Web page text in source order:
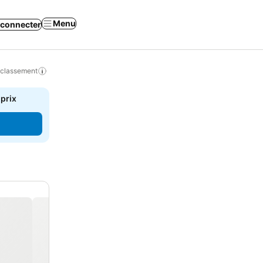
Menu
prix